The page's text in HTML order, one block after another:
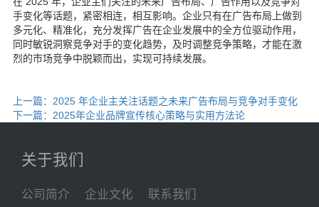
手变化等话题，紧密相连，相互影响。企业只有在广告布局上做到
多元化、精准化，充分发挥广告在企业发展中的全方位驱动作用，
同时敏锐洞察竞争对手的变化趋势，及时调整竞争策略，才能在激
烈的市场竞争中脱颖而出，实现可持续发展。
上一篇：2025 年企业主关注话题之未来广告布局与竞争对手变化
下一篇：2025年企业品牌宣传核心策略与实用方法论
关于我们
公司简介 企业文化 联系我们